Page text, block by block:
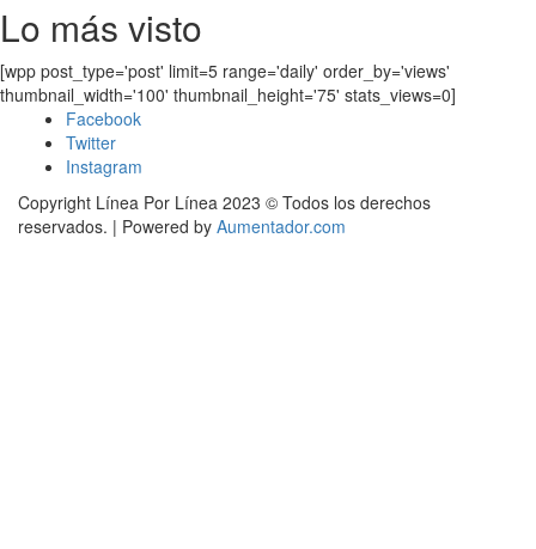
Lo más visto
[wpp post_type='post' limit=5 range='daily' order_by='views'
thumbnail_width='100' thumbnail_height='75' stats_views=0]
Facebook
Twitter
Instagram
Copyright Línea Por Línea 2023 © Todos los derechos
reservados. | Powered by Aumentador.com